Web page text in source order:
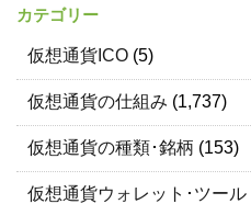
カテゴリー
仮想通貨ICO (5)
仮想通貨の仕組み (1,737)
仮想通貨の種類･銘柄 (153)
仮想通貨ウォレット･ツール